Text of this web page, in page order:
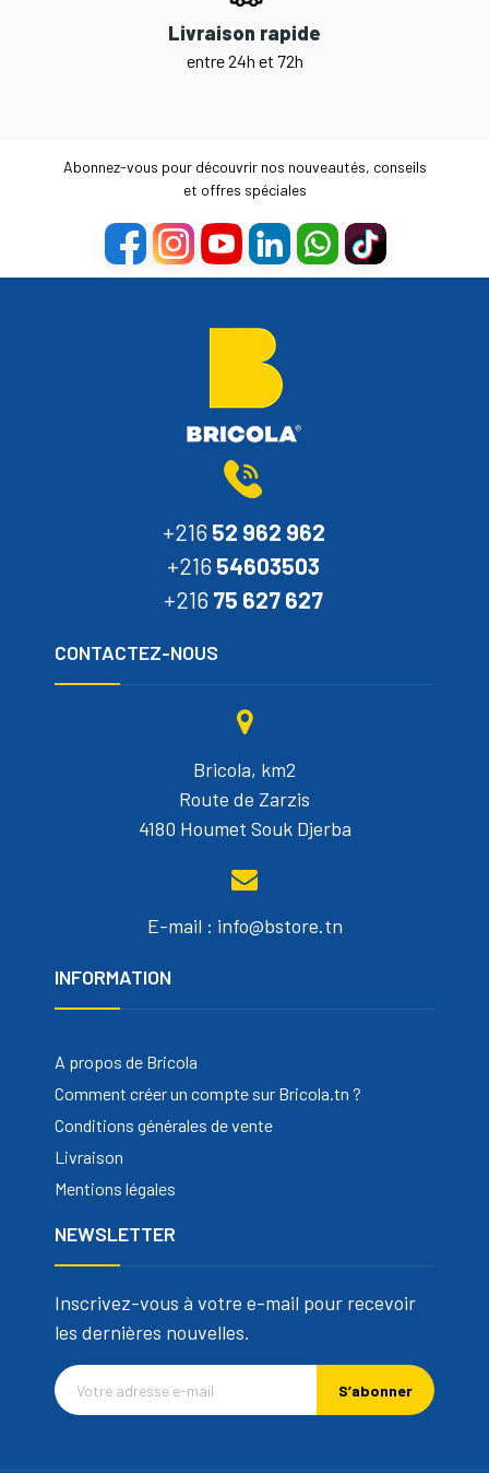
Livraison rapide
entre 24h et 72h
Abonnez-vous pour découvrir nos nouveautés, conseils
et offres spéciales
+216 52 962 962
+216 54603503
+216 75 627 627
CONTACTEZ-NOUS
Bricola, km2
Route de Zarzis
4180 Houmet Souk Djerba
E-mail : info@bstore.tn
INFORMATION
A propos de Bricola
Comment créer un compte sur Bricola.tn ?
Conditions générales de vente
Livraison
Mentions légales
NEWSLETTER
Inscrivez-vous à votre e-mail pour recevoir
les dernières nouvelles.
S’abonner